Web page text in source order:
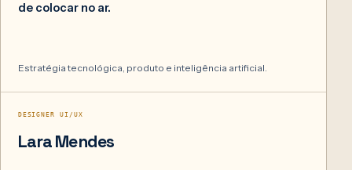
de colocar no ar.
Estratégia tecnológica, produto e inteligência artificial.
DESIGNER UI/UX
Lara Mendes